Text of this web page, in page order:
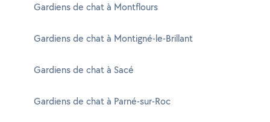
Gardiens de chat à Montflours
Gardiens de chat à Montigné-le-Brillant
Gardiens de chat à Sacé
Gardiens de chat à Parné-sur-Roc